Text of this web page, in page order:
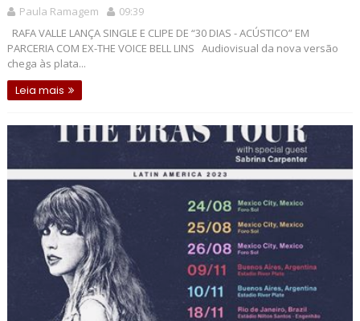
Paula Ramagem
09:39
RAFA VALLE LANÇA SINGLE E CLIPE DE “30 DIAS - ACÚSTICO” EM
PARCERIA COM EX-THE VOICE BELL LINS Audiovisual da nova versão
chega às plata...
Leia mais